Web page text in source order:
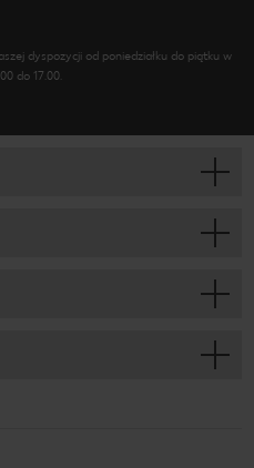
dyspozycji od poniedziałku do piątku w
do 17.00.